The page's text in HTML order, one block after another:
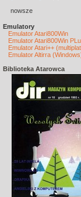
nowsze
Emulatory
Emulator Atari800Win
Emulator Atari800Win
Emulator Atari++
Emulator Altirra
Biblioteka Atarowca